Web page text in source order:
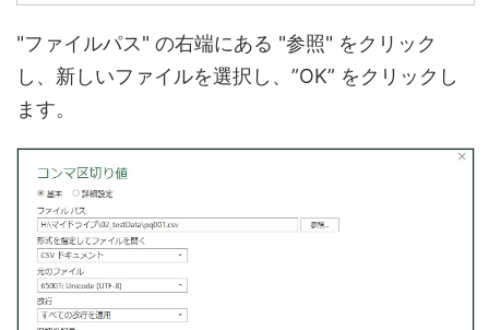
"ファイルパス" の右端にある "参照" をクリック
し、新しいファイルを選択し、”OK” をクリックし
ます。